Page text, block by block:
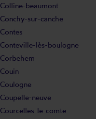
Colline-beaumont
Conchy-sur-canche
Contes
Conteville-lès-boulogne
Corbehem
Couin
Coulogne
Coupelle-neuve
Courcelles-le-comte